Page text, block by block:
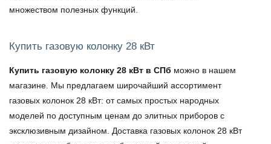
множеством полезных функций.
Купить газовую колонку 28 кВт
Купить газовую колонку 28 кВт в СПб можно в нашем
магазине. Мы предлагаем широчайший ассортимент
газовых колонок 28 кВт: от самых простых народных
моделей по доступным ценам до элитных приборов с
эксклюзивным дизайном. Доставка газовых колонок 28 кВт